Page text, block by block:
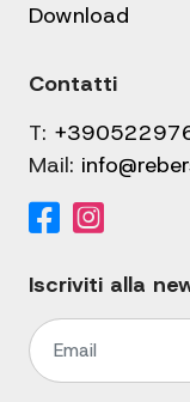
Download
Contatti
T:
Mail:
Iscriviti alla